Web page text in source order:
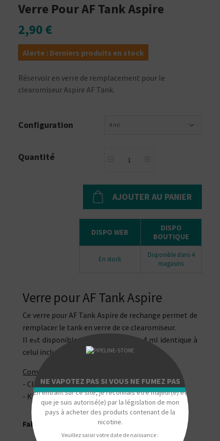
Verre Pour AF Tank Aspire
2,90 €
Alerte : Derniers produits en stock
Réservoir en verre de remplacement pour le
clearomiseur Aspire AF Tank.
Configuration 4 ml
Quantité
AJOUTER AU PANIER
DISPO WEB
DISPO
BOUTIQUE
En stock
Disponible dans 4
magasins
Verre pour AF Tank Aspire
Ce verre pour AF Tank Aspire de rechange permet de
remplacer le tank en verre de ce clearomiseur.
Il est disponible en version Bubble 4 ml identique à
celui inclus d'origine avec l'atomiseur.
Compatibilité :
- Clearomiseur AF Tank
- Kit Rover Plus
Fabriqué par Aspire.
"
NE VAPOTEZ PAS SI VOUS NE FUMEZ PAS
En entrant sur ce site, je reconnais être majeur(e) et
que je suis autorisé(e) par la législation de mon
pays à acheter des produits contenant de la
nicotine.
Veuillez saisir votre date de naissance :